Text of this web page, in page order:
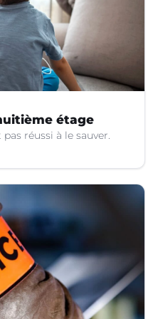
étage
réussi à le sauver.